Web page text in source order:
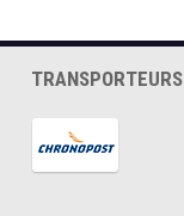
TRANSPORTEURS